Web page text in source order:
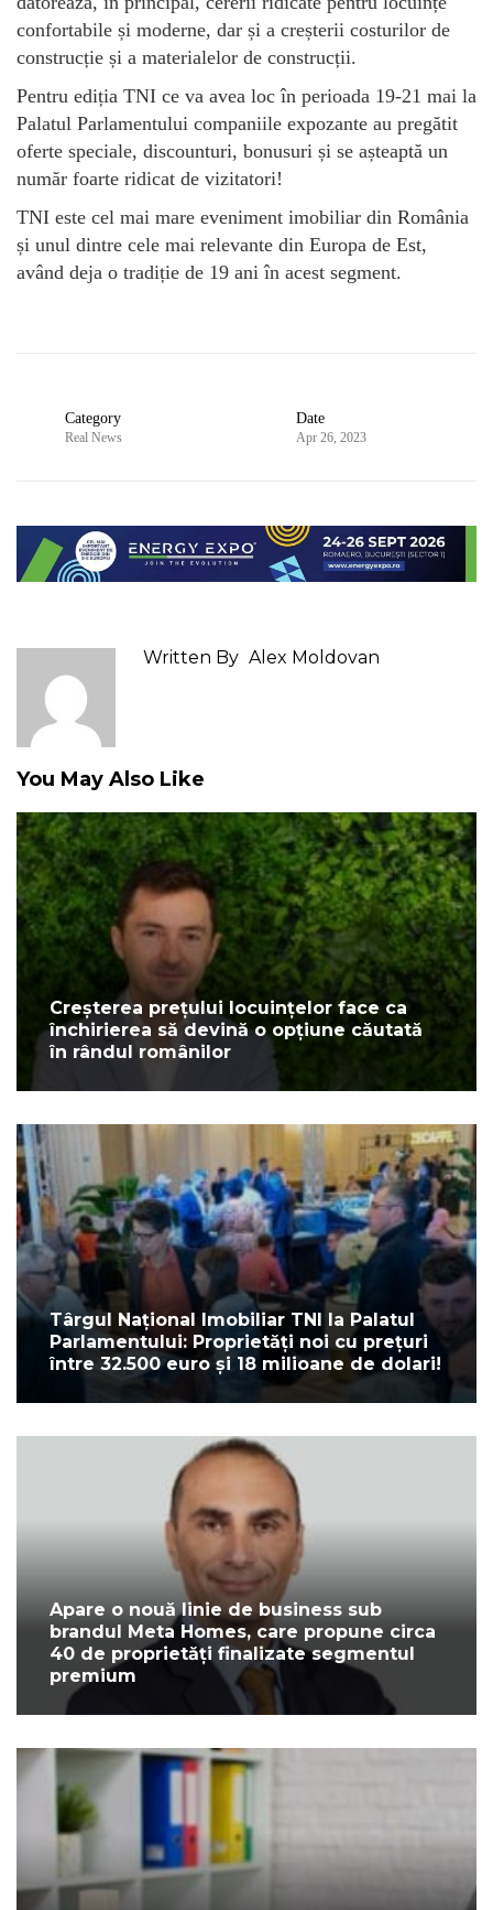
confortabile și moderne, dar și a creșterii costurilor de
construcție și a materialelor de construcții.
Pentru ediția TNI ce va avea loc în perioada 19-21 mai la
Palatul Parlamentului companiile expozante au pregătit
oferte speciale, discounturi, bonusuri și se așteaptă un
număr foarte ridicat de vizitatori!
TNI este cel mai mare eveniment imobiliar din România
și unul dintre cele mai relevante din Europa de Est,
având deja o tradiție de 19 ani în acest segment.
Category
Real News
Date
Apr 26, 2023
Written By Alex Moldovan
You May Also Like
Creșterea prețului locuințelor face ca
închirierea să devină o opțiune căutată
în rândul românilor
Târgul Național Imobiliar TNI la Palatul
Parlamentului: Proprietăți noi cu prețuri
între 32.500 euro și 18 milioane de dolari!
Apare o nouă linie de business sub
brandul Meta Homes, care propune circa
40 de proprietăți finalizate segmentul
premium